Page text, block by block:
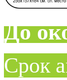
До
Срок